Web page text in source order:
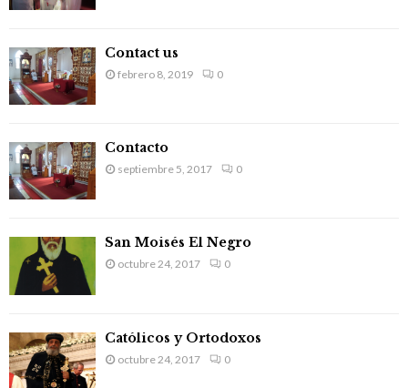
:
Contact us
febrero 8, 2019 0
Contacto
septiembre 5, 2017 0
San Moisés El Negro
octubre 24, 2017 0
Católicos y Ortodoxos
octubre 24, 2017 0